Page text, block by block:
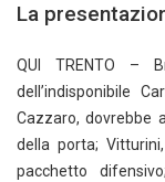
La
QUI TRENTO –
dell’indisponibile
Cazzaro, dovrebbe
della porta;
pacchetto